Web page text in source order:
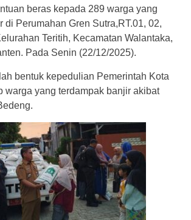
beras kepada 289 warga yang
di Perumahan Gren Sutra,RT.01, 02,
Teritih, Kecamatan Walantaka,
Pada Senin (22/12/2025).
bentuk kepedulian Pemerintah Kota
warga yang terdampak banjir akibat